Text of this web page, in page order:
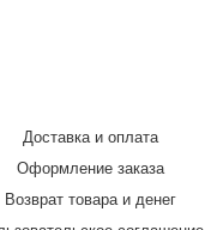
Доставка и оплата
Оформление заказа
Возврат товара и денег